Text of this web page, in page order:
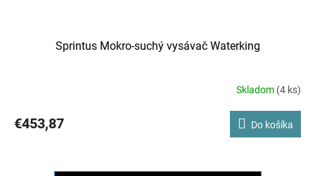
Sprintus Mokro-suchý vysávač Waterking
Skladom (4 ks)
€453,87 Do košíka